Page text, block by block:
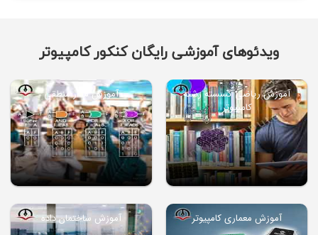
ویدئوهای آموزشی رایگان کنکور کامپیوتر
آموزش ریاضی گسسته رشته
کامپیوتر
آموزش مدار منطقی
آموزش معماری کامپیوتر آموزش ساختمان داده